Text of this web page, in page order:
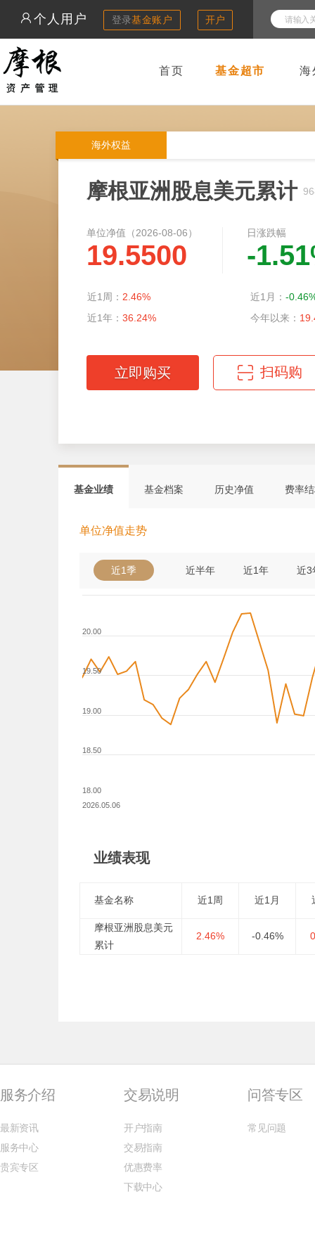
个人用户 登录基金账户 开户
首页 基金超市 海
海外权益
摩根亚洲股息美元累计
单位净值（2026-08-06）
19.5500
日涨跌幅
-
近1周： 2.46% 近1月： -
近1年： 36.24% 今年以来：
立即购买 扫码购
基金业绩 基金档案 历史净值 费率
单位净值走势
近1季 近半年 近1年 近3
2026.05.06
18.00
18.50
19.00
19.50
20.00
业绩表现
基金名称 近1周 近1月
摩根亚洲股息美元
累计
2.46% -0.46%
服务介绍
最新资讯
服务中心
贵宾专区
交易说明
开户指南
交易指南
优惠费率
下载中心
问答专区
常见问题